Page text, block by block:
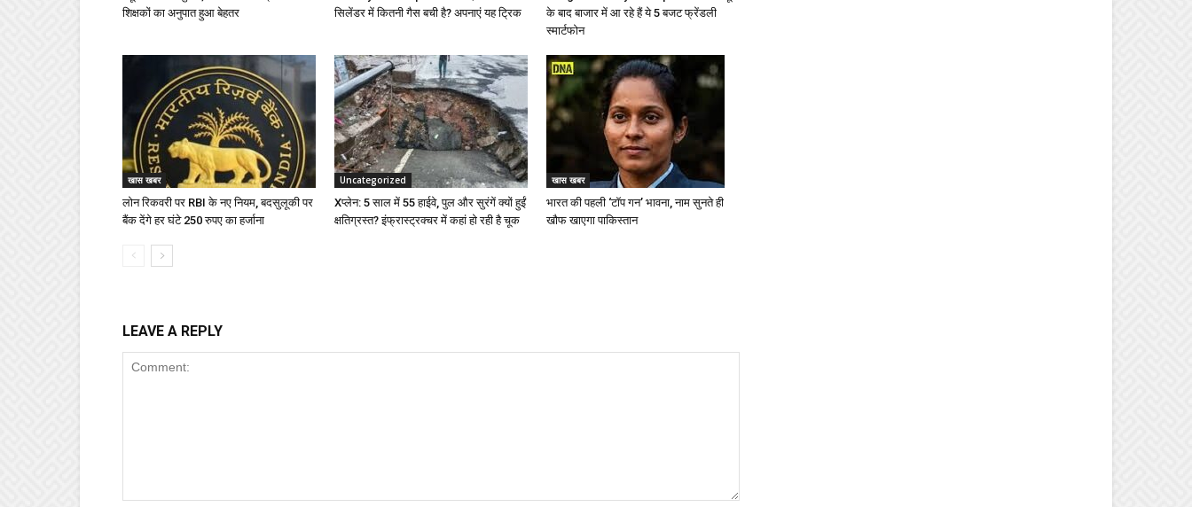
शिक्षकों का अनुपात हुआ बेहतर
सिलेंडर में कितनी गैस बची है? अपनाएं यह ट्रिक
के बाद बाजार में आ रहे हैं ये 5 बजट फ्रेंडली
स्मार्टफोन
खास खबर
लोन रिकवरी पर RBI के नए नियम, बदसुलूकी पर
बैंक देंगे हर घंटे 250 रुपए का हर्जाना
Uncategorized
Xप्लेन: 5 साल में 55 हाईवे, पुल और सुरंगें क्यों हुईं
क्षतिग्रस्त? इंफ्रास्ट्रक्चर में कहां हो रही है चूक
खास खबर
भारत की पहली ‘टॉप गन’ भावना, नाम सुनते ही
खौफ खाएगा पाकिस्तान
LEAVE A REPLY